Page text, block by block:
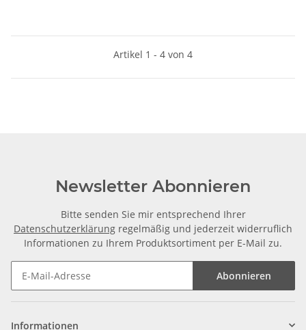
Artikel 1 - 4 von 4
Newsletter Abonnieren
Bitte senden Sie mir entsprechend Ihrer
Datenschutzerklärung regelmäßig und jederzeit widerruflich
Informationen zu Ihrem Produktsortiment per E-Mail zu.
Abonnieren
Informationen